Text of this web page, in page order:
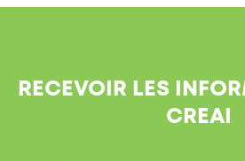
RECEVOIR LES
CREAI